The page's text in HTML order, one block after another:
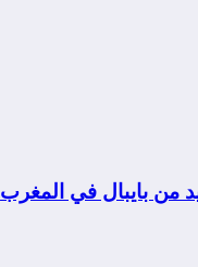
من بايبال في المغرب